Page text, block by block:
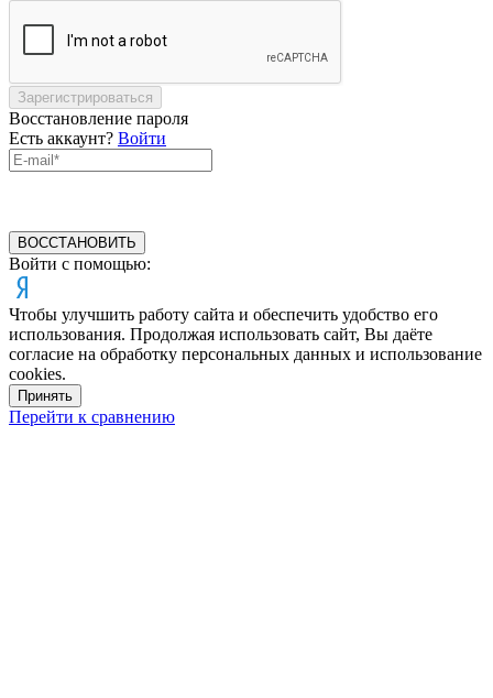
Зарегистрироваться
Восстановление пароля
Есть аккаунт? Войти
ВОССТАНОВИТЬ
Войти с помощью:
Чтобы улучшить работу сайта и обеспечить удобство его
использования. Продолжая использовать сайт, Вы даёте
согласие на обработку персональных данных и использование
cookies.
Принять
Перейти к сравнению